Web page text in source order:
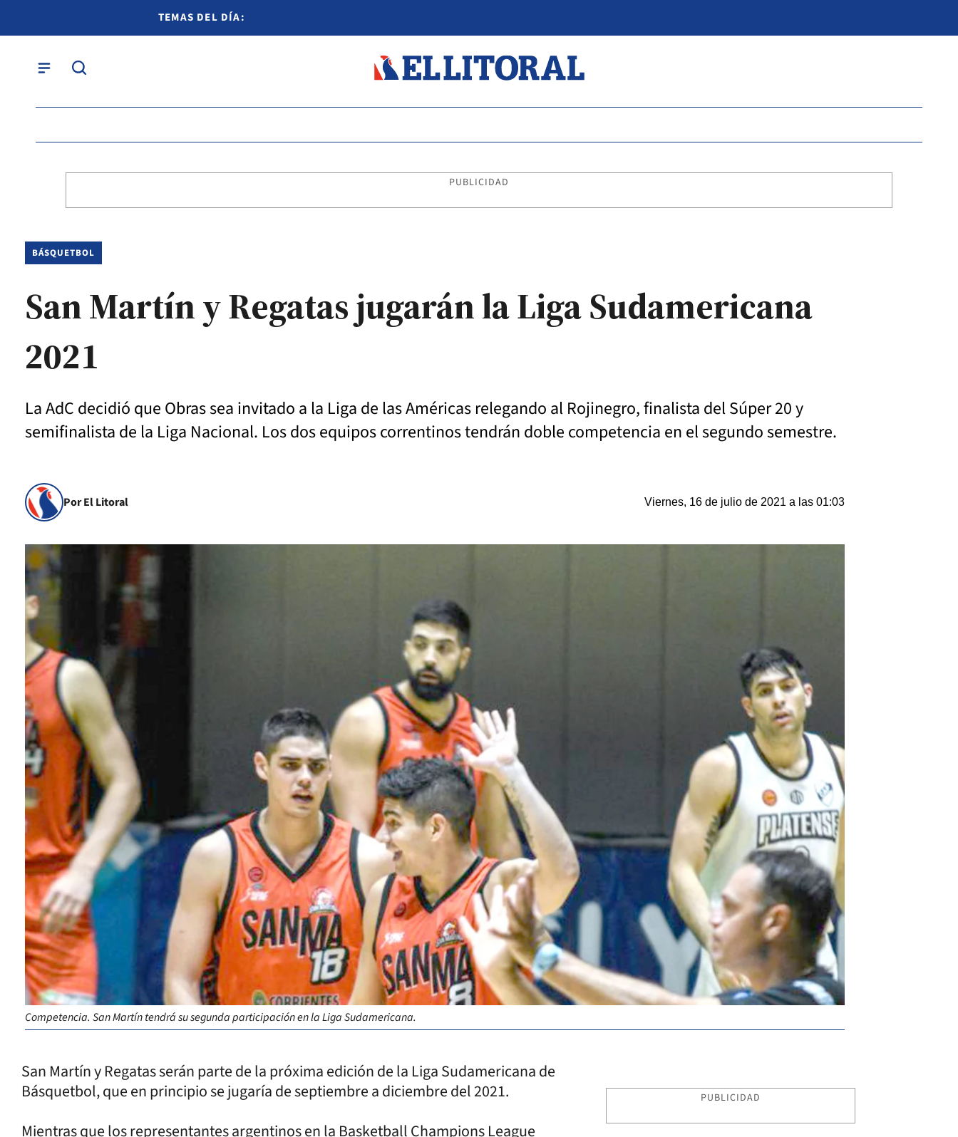
TEMAS DEL DÍA:
PUBLICIDAD
BÁSQUETBOL
San Martín y Regatas jugarán la Liga Sudamericana
2021
La AdC decidió que Obras sea invitado a la Liga de las Américas relegando al Rojinegro, finalista del Súper 20 y
semifinalista de la Liga Nacional. Los dos equipos correntinos tendrán doble competencia en el segundo semestre.
Por El Litoral Viernes, 16 de julio de 2021 a las 01:03
Competencia. San Martín tendrá su segunda participación en la Liga Sudamericana.
San Martín y Regatas serán parte de la próxima edición de la Liga Sudamericana de
Básquetbol, que en principio se jugaría de septiembre a diciembre del 2021.
Mientras que los representantes argentinos en la Basketball Champions League
PUBLICIDAD